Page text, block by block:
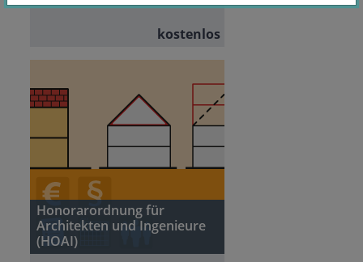
kostenlos
Honorarordnung für
Architekten und Ingenieure
(HOAI)